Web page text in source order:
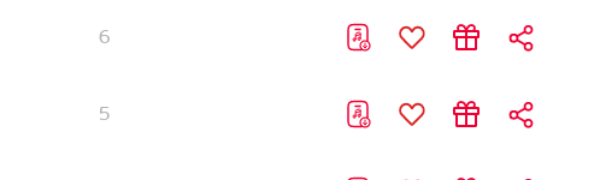
6
5